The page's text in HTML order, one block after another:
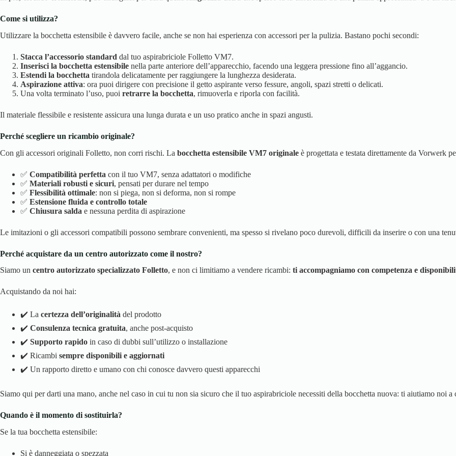
Come si utilizza?
Utilizzare la bocchetta estensibile è davvero facile, anche se non hai esperienza con accessori per la pulizia. Bastano pochi secondi:
Stacca l’accessorio standard dal tuo aspirabriciole Folletto VM7.
Inserisci la bocchetta estensibile nella parte anteriore dell’apparecchio, facendo una leggera pressione fino all’aggancio.
Estendi la bocchetta tirandola delicatamente per raggiungere la lunghezza desiderata.
Aspirazione attiva: ora puoi dirigere con precisione il getto aspirante verso fessure, angoli, spazi stretti o delicati.
Una volta terminato l’uso, puoi retrarre la bocchetta, rimuoverla e riporla con facilità.
Il materiale flessibile e resistente assicura una lunga durata e un uso pratico anche in spazi angusti.
Perché scegliere un ricambio originale?
Con gli accessori originali Folletto, non corri rischi. La bocchetta estensibile VM7 originale è progettata e testata direttamente da Vorwerk
✅ Compatibilità perfetta con il tuo VM7, senza adattatori o modifiche
✅ Materiali robusti e sicuri, pensati per durare nel tempo
✅ Flessibilità ottimale: non si piega, non si deforma, non si rompe
✅ Estensione fluida e controllo totale
✅ Chiusura salda e nessuna perdita di aspirazione
Le imitazioni o gli accessori compatibili possono sembrare convenienti, ma spesso si rivelano poco durevoli, difficili da inserire o con una
Perché acquistare da un centro autorizzato come il nostro?
Siamo un centro autorizzato specializzato Folletto, e non ci limitiamo a vendere ricambi: ti accompagniamo con competenza e
Acquistando da noi hai:
✔️ La certezza dell’originalità del prodotto
✔️ Consulenza tecnica gratuita, anche post-acquisto
✔️ Supporto rapido in caso di dubbi sull’utilizzo o installazione
✔️ Ricambi sempre disponibili e aggiornati
✔️ Un rapporto diretto e umano con chi conosce davvero questi apparecchi
Siamo qui per darti una mano, anche nel caso in cui tu non sia sicuro che il tuo aspirabriciole necessiti della bocchetta nuova: ti aiutiamo noi a
Quando è il momento di sostituirla?
Se la tua bocchetta estensibile:
Si è danneggiata o spezzata